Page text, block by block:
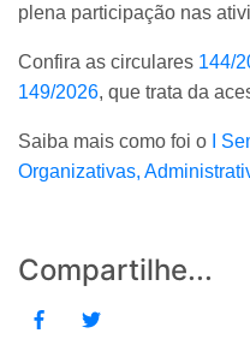
plena participação nas
Confira as circulares 144/
149/2026, que trata da
Saiba mais como foi o
I
Organizativas,
Compartilhe...